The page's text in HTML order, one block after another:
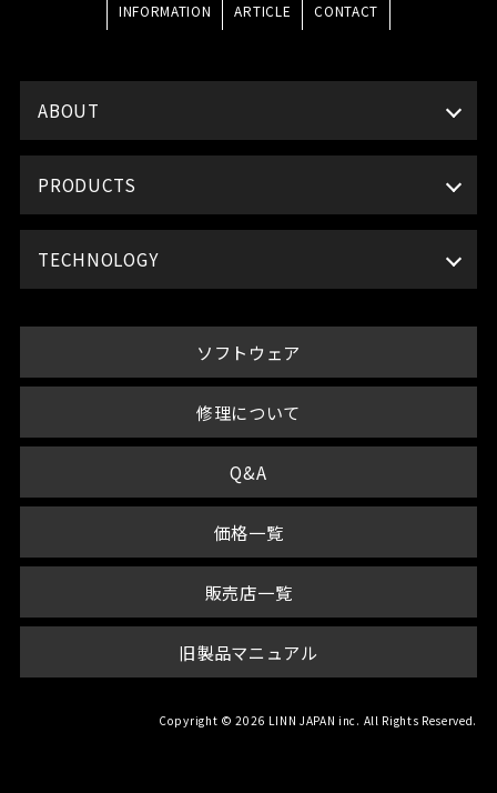
INFORMATION ARTICLE CONTACT
ABOUT
PRODUCTS
TECHNOLOGY
ソフトウェア
修理について
Q&A
価格一覧
販売店一覧
旧製品マニュアル
Copyright © 2026 LINN JAPAN inc. All Rights Reserved.